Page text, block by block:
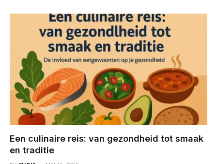
Een culinaire reis: van gezondheid tot smaak
en traditie